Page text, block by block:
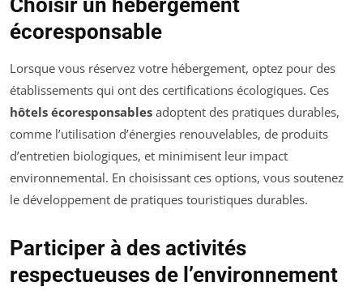
écoresponsable
Lorsque vous réservez votre hébergement, optez pour des
établissements qui ont des certifications écologiques. Ces
hôtels écoresponsables adoptent des pratiques durables,
comme l’utilisation d’énergies renouvelables, de produits
d’entretien biologiques, et minimisent leur impact
environnemental. En choisissant ces options, vous soutenez
le développement de pratiques touristiques durables.
Participer à des activités
respectueuses de l’environnement